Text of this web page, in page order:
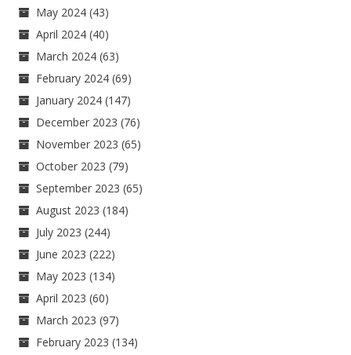
May 2024 (43)
April 2024 (40)
March 2024 (63)
February 2024 (69)
January 2024 (147)
December 2023 (76)
November 2023 (65)
October 2023 (79)
September 2023 (65)
August 2023 (184)
July 2023 (244)
June 2023 (222)
May 2023 (134)
April 2023 (60)
March 2023 (97)
February 2023 (134)